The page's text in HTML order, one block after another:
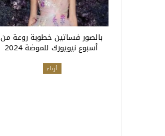
بالصور فساتين خطوبة روعة من
أسبوع نيويورك للموضة 2024
أزياء